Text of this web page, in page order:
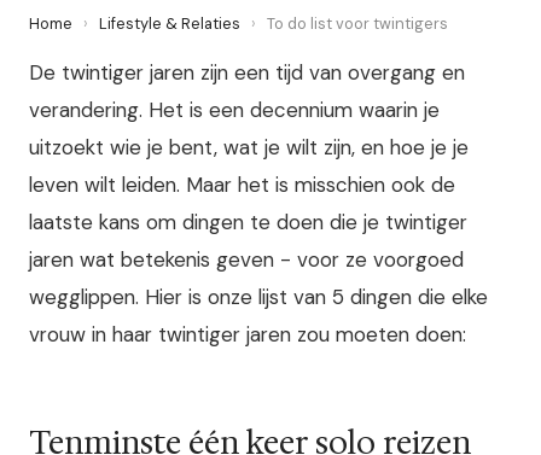
Home › Lifestyle & Relaties › To do list voor twintigers
De twintiger jaren zijn een tijd van overgang en
verandering. Het is een decennium waarin je
uitzoekt wie je bent, wat je wilt zijn, en hoe je je
leven wilt leiden. Maar het is misschien ook de
laatste kans om dingen te doen die je twintiger
jaren wat betekenis geven - voor ze voorgoed
wegglippen. Hier is onze lijst van 5 dingen die elke
vrouw in haar twintiger jaren zou moeten doen:
Tenminste één keer solo reizen